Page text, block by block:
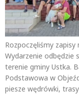
Rozpoczęliśmy zapisy
Wydarzenie odbędzie
terenie gminy Ustka.
Podstawowa w
piesze wędrówki,